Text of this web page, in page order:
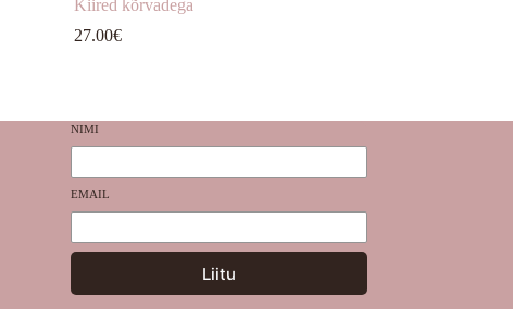
Kiired kõrvadega
27.00€
NIMI
EMAIL
Liitu